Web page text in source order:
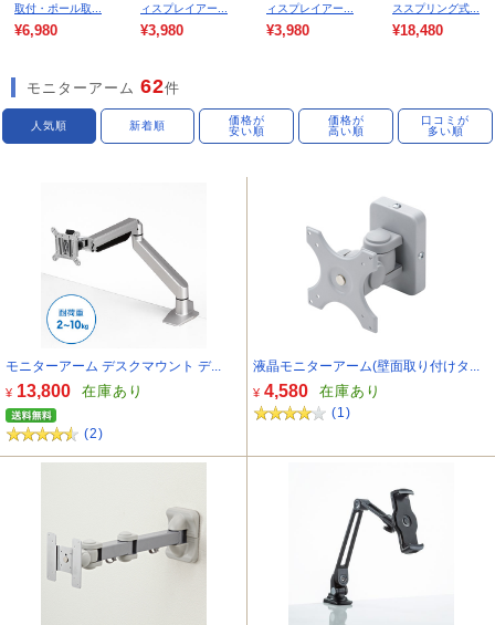
取付・ポール取...
¥6,980
ィスプレイアー...
¥3,980
ィスプレイアー...
¥3,980
ススプリング式...
¥18,480
モニターアーム 62件
人気順 新着順
価格が
安い順
価格が
高い順
口コミが
多い順
モニターアーム デスクマウント デ...
¥ 13,800 在庫あり
(2)
液晶モニターアーム(壁面取り付けタ...
¥ 4,580 在庫あり
(1)